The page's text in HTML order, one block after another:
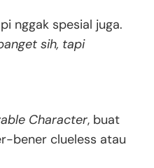
nggak spesial juga.
sih, tapi
Character, buat
bener clueless atau